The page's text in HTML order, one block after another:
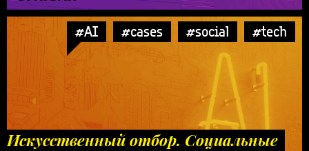
#AI #cases #social #tech
Искусственный отбор. Социальные